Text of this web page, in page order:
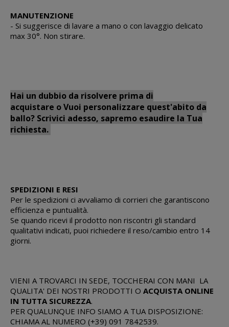
MANUTENZIONE
- Si suggerisce di lavare a mano o con lavaggio delicato
max 30°. Non stirare.
Hai un dubbio da risolvere prima di
acquistare o Vuoi personalizzare quest'abito da
ballo? Scrivici adesso, sapremo esaudire la Tua
richiesta.
SPEDIZIONI E RESI
Per le spedizioni ci avvaliamo di corrieri che garantiscono
efficienza e puntualità.
Se quando ricevi il prodotto non riscontri gli standard
qualitativi indicati, puoi richiedere il reso/cambio entro 14
giorni.
VIENI A TROVARCI IN SEDE, TOCCHERAI CON MANI LA
QUALITA' DEI NOSTRI PRODOTTI O ACQUISTA ONLINE
IN TUTTA SICUREZZA.
PER QUALUNQUE INFO SIAMO A TUA DISPOSIZIONE:
CHIAMA AL NUMERO (+39) 091 7842539.